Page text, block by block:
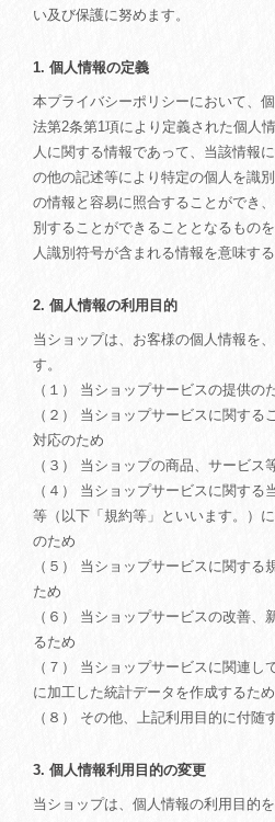
い及び保護に努めます。
1. 個人情報の定義
本プライバシーポリシーにおいて、
法第2条第1項により定義された個人
人に関する情報であって、当該情報
の他の記述等により特定の個人を識
の情報と容易に照合することができ
別することができることとなるもの
人識別符号が含まれる情報を意味する
2. 個人情報の利用目的
当ショップは、お客様の個人情報を
す。
（１） 当ショップサービスの提供の
（２） 当ショップサービスに関す
対応のため
（３） 当ショップの商品、サービス
（４） 当ショップサービスに関する
等（以下「規約等」といいます。）
のため
（５） 当ショップサービスに関する
ため
（６） 当ショップサービスの改善、
るため
（７） 当ショップサービスに関連
に加工した統計データを作成するため
（８） その他、上記利用目的に付随
3. 個人情報利用目的の変更
当ショップは、個人情報の利用目的